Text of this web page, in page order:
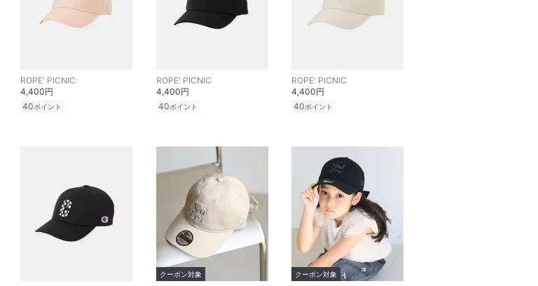
ROPE' PICNIC
4,400円
40ポイント
ROPE' PICNIC
4,400円
40ポイント
ROPE' PICNIC
4,400円
40ポイント
クーポン対象 クーポン対象